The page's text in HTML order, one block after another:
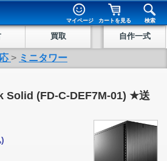
マイページ カートを見る 検索
買取 自作一式
> ミニタワー
Solid (FD-C-DEF7M-01) ★送